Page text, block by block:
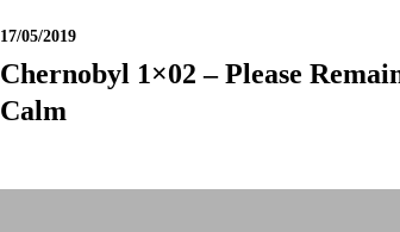
17/05/2019
Chernobyl 1×02 – Please
Calm